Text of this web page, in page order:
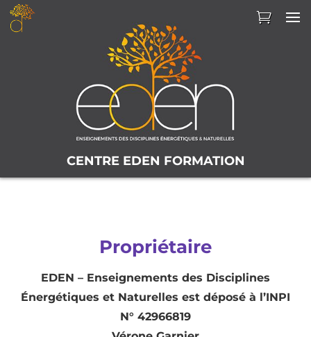
CENTRE EDEN FORMATION
Propriétaire
EDEN – Enseignements des Disciplines
Énergétiques et Naturelles est déposé à l’INPI
N° 42966819